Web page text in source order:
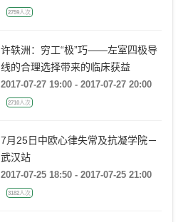
2759人次
许轶洲：穷工“极”巧——左室四极导
线的合理选择带来的临床获益
2017-07-27 19:00 - 2017-07-27 20:00
2710人次
7月25日中欧心律失常及抗凝学院－
武汉站
2017-07-25 18:50 - 2017-07-25 21:00
3182人次